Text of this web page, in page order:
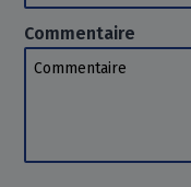
Commentaire
Commentaire